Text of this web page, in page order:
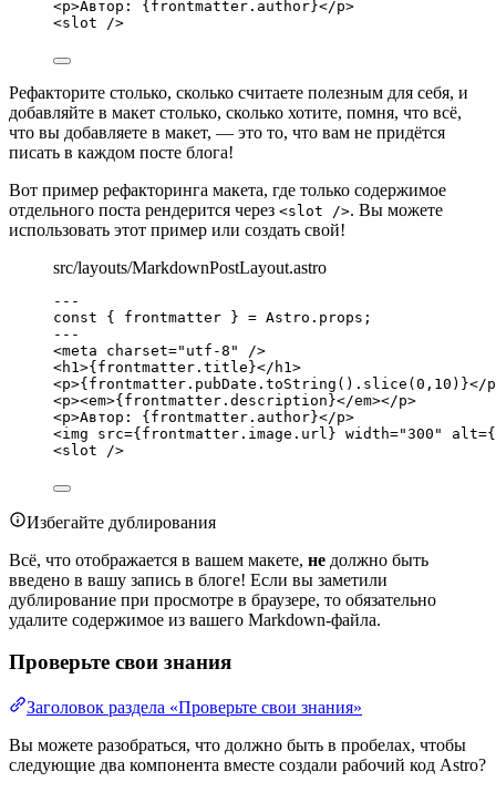
<p>Автор: { frontmatter . author }</p>
<slot />
Рефакторите столько, сколько считаете полезным для себя, и
добавляйте в макет столько, сколько хотите, помня, что всё,
что вы добавляете в макет, — это то, что вам не придётся
писать в каждом посте блога!
Вот пример рефакторинга макета, где только содержимое
отдельного поста рендерится через <slot />. Вы можете
использовать этот пример или создать свой!
src/layouts/MarkdownPostLayout.astro
---
const { frontmatter } = Astro . props ;
---
<meta charset=" utf-8 "
/>
<h1 >{frontmatter . title}</ h1 >
<p>{frontmatter . pubDate . toString () . slice (0 , 10 ) }</p
<p><em>{frontmatter . description}</em></p>
<p>Автор: {frontmatter . author}</p>
<img src={frontmatter . image . url } width="300 " alt={
<slot />
Избегайте дублирования
Всё, что отображается в вашем макете, не должно быть
введено в вашу запись в блоге! Если вы заметили
дублирование при просмотре в браузере, то обязательно
удалите содержимое из вашего Markdown-файла.
Проверьте свои знания
Заголовок раздела «Проверьте свои знания»
Вы можете разобраться, что должно быть в пробелах, чтобы
следующие два компонента вместе создали рабочий код Astro?